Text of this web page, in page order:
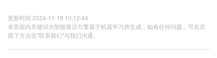
更新时间 2024-11-18 10:12:44
本页面内关键词为智能算法引擎基于机器学习所生成，如有任何问题，可在页
面下方点击"联系我们"与我们沟通。